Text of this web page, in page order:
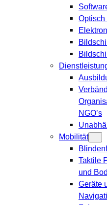
NGO’s
Mobilität
Taktile
und
Geräte